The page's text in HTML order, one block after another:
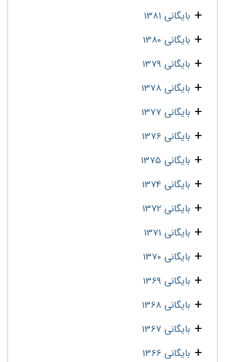
بایگانی 1381
بایگانی 1380
بایگانی 1379
بایگانی 1378
بایگانی 1377
بایگانی 1376
بایگانی 1375
بایگانی 1374
بایگانی 1372
بایگانی 1371
بایگانی 1370
بایگانی 1369
بایگانی 1368
بایگانی 1367
بایگانی 1366